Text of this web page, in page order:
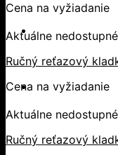
Cena na vyžiadanie
Aktuálne nedostupné
Ručný reťazový
Cena na vyžiadanie
Aktuálne nedostupné
Ručný reťazový